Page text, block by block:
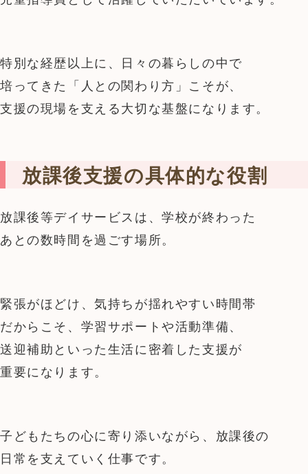
特別な経歴以上に、日々の暮らしの中で
培ってきた「人との関わり方」こそが、
支援の現場を支える大切な基盤になります。
放課後支援の具体的な役割
放課後等デイサービスは、学校が終わった
あとの数時間を過ごす場所。
緊張がほどけ、気持ちが揺れやすい時間帯
だからこそ、学習サポートや活動準備、
送迎補助といった生活に密着した支援が
重要になります。
子どもたちの心に寄り添いながら、放課後の
日常を支えていく仕事です。